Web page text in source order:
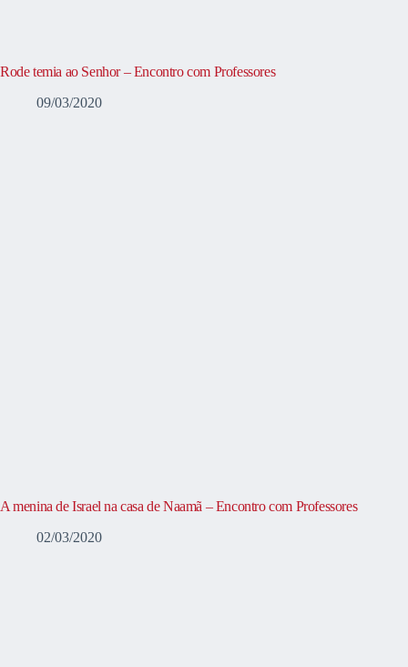
Rode temia ao Senhor – Encontro com Professores
09/03/2020
A menina de Israel na casa de Naamã – Encontro com Professores
02/03/2020